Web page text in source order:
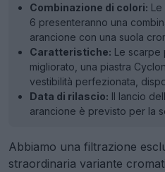
Combinazione di colori:
6 presenteranno una
arancione con una suola
Caratteristiche: Le scarpe
migliorato, una piastra
vestibilità perfezionata,
Data di rilascio: Il lancio
arancione è previsto per la
Abbiamo una filtrazione
straordinaria variante